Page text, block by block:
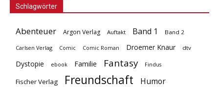
Schlagwörter
Abenteuer Argon Verlag Auftakt Band 1 Band 2
Carlsen Verlag Comic Comic Roman Droemer Knaur dtv
Dystopie ebook Familie Fantasy Findus
Fischer Verlag Freundschaft Humor